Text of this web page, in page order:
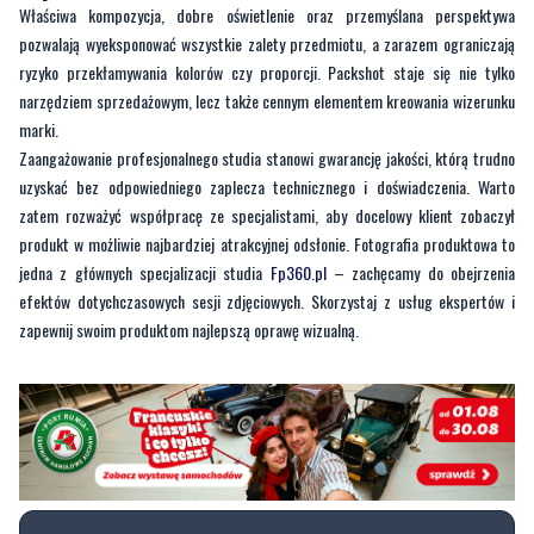
narzędziem sprzedażowym, lecz także cennym elementem kreowania wizerunku
marki.
Zaangażowanie profesjonalnego studia stanowi gwarancję jakości, którą trudno
uzyskać bez odpowiedniego zaplecza technicznego i doświadczenia. Warto
zatem rozważyć współpracę ze specjalistami, aby docelowy klient zobaczył
produkt w możliwie najbardziej atrakcyjnej odsłonie. Fotografia produktowa to
jedna z głównych specjalizacji studia Fp360.pl– zachęcamy do obejrzenia
efektów dotychczasowych sesji zdjęciowych. Skorzystaj z usług ekspertów i
zapewnij swoim produktom najlepszą oprawę wizualną.
Komentowanie wyłączone
Ten artykuł nie umożliwia dodawania